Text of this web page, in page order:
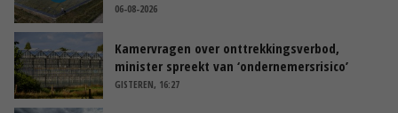
06-08-2026
Kamervragen over onttrekkingsverbod,
minister spreekt van ‘ondernemersrisico’
GISTEREN, 16:27